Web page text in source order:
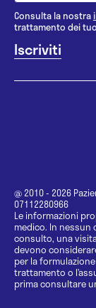
Consulta la nostra
trattamento dei
@ 2010 - 2026
07112280966
Le informazioni
medico. In
consulto, una
devono
per la
trattamento o
prima consultare